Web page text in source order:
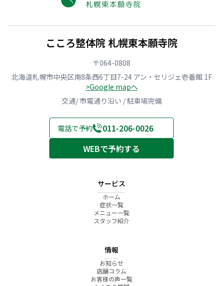
こころ整体院 札幌東本願寺院
〒064-0808
北海道札幌市中央区南8条西6丁目7-24 アン・セリジェ壱番館 1F
>Google mapへ
交通/ 市電通り沿い / 駐車場完備
電話で予約
011-206-0026
WEBで予約する
サービス
ホーム
症状一覧
メニュー一覧
スタッフ紹介
情報
お知らせ
店舗コラム
お客様の声一覧